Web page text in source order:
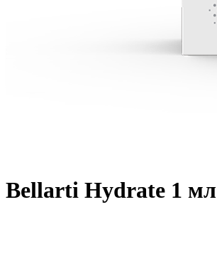
Bellarti Hydrate 1 мл